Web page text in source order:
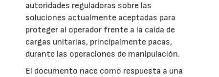
autoridades reguladoras sobre las
soluciones actualmente aceptadas para
proteger al operador frente a la caída de
cargas unitarias, principalmente pacas,
durante las operaciones de manipulación.
El documento nace como respuesta a una